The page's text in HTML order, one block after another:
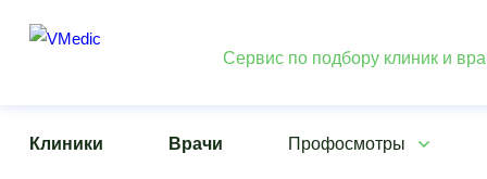
Сервис по подбору клиник и
Клиники Врачи Профосмотры